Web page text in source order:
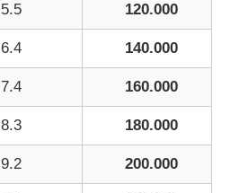
5.5 120.000
6.4 140.000
7.4 160.000
8.3 180.000
9.2 200.000